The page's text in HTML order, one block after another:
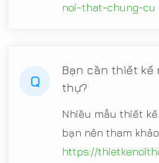
noi-that-chung-cu
Q
Bạn cần thiết kế
thự?
Nhiều mẫu thiết
bạn nên tham
https://